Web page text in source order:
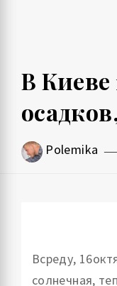
В Киеве
Polemika
Всреду,
солнечная,